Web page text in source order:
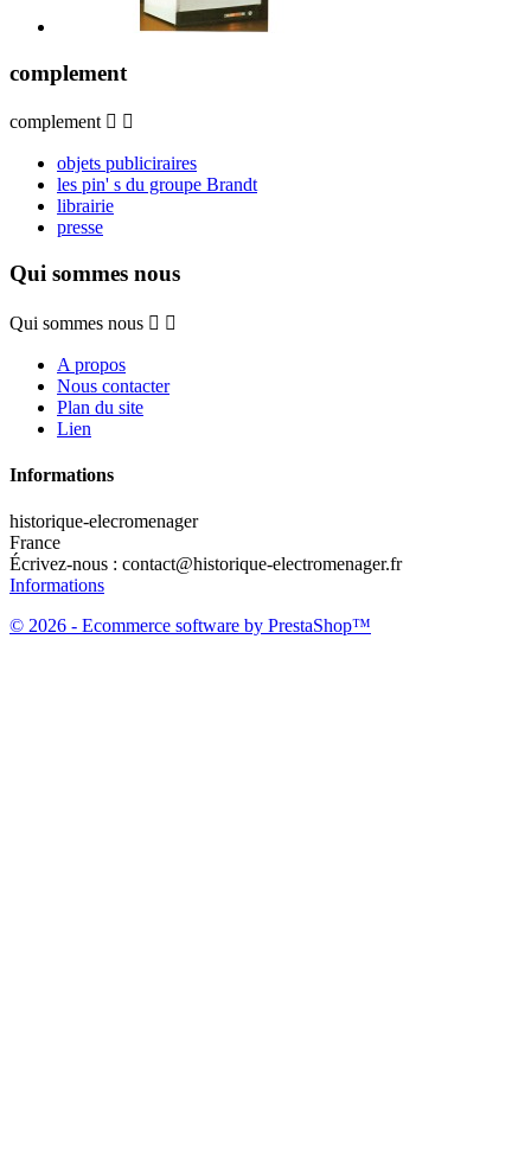
complement
complement  
objets publiciraires
les pin' s du groupe Brandt
librairie
presse
Qui sommes nous
Qui sommes nous  
A propos
Nous contacter
Plan du site
Lien
Informations
historique-elecromenager
France
Écrivez-nous : contact@historique-electromenager.fr
Informations
© 2026 - Ecommerce software by PrestaShop™